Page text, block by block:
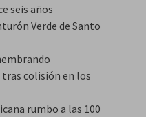
seis años
Verde de Santo
tras colisión en los
rumbo a las 100